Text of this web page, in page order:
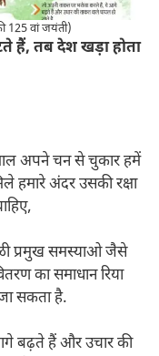
125 वां जयंती)
हैं, तब देश खड़ा होता
माल अपने चन से चुकार हमें
हमारे अंदर उसकी रक्षा
प्रमुख समस्याओ जैसे
का समाधान रिया
सकता है.
बढ़ते हैं और उचार की